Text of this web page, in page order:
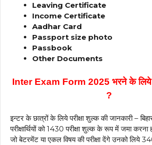
Leaving Certificate
Income Certificate
Aadhar Card
Passport size photo
Passbook
Other Documents
Inter Exam Form 2025 भरने के लिये
?
इन्टर के छात्रों के लिये परीक्षा शुल्क की जानकारी –
परीक्षार्थियों को ₹1430 परीक्षा शुल्क के रूप में जमा करना
जो बेटरमेंट या एकल विषय की परीक्षा देंगे उनको लिये